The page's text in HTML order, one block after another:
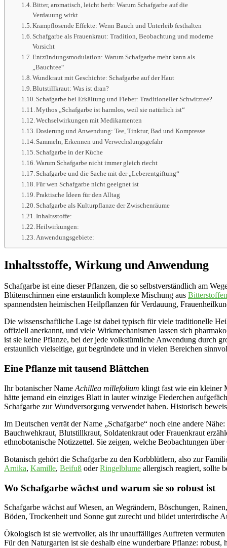
Bitter, aromatisch, leicht herb: Warum Schafgarbe auf die
Verdauung wirkt
Krampflösende Effekte: Wenn Bauch und Unterleib festhalten
Schafgarbe als Frauenkraut: Tradition, Beobachtung und moderne
Vorsicht
Entzündungsmodulation: Warum Schafgarbe mehr kann als
„Bauchtee“
Wundkraut mit Geschichte: Schafgarbe auf der Haut
Blutstillkraut: Was ist dran?
Schafgarbe bei Erkältung und Fieber: Traditioneller Schwitztee?
Mythos „Schafgarbe ist harmlos, weil sie natürlich ist“
Wechselwirkungen mit Medikamenten
Dosierung und Anwendung: Tee, Tinktur, Bad und Kompresse
Sammeln, Erkennen und Verwechslungsgefahr
Schafgarbe in der Küche
Warum Schafgarbe nicht immer gleich riecht
Schafgarbe und die Sache mit der „Leberentgiftung“
Für wen Schafgarbe nicht geeignet ist
Praktische Ideen für den Alltag
Schafgarbe als Kulturpflanze der Zwischenräume
Inhaltsstoffe:
Heilwirkungen:
Anwendungsgebiete:
Inhaltsstoffe, Wirkung und Anwendung
Schafgarbe ist eine dieser Pflanzen, die so selbstverständlich am
Blütenschirmen eine erstaunlich komplexe Mischung aus Bitterstoffen
spannendsten heimischen Heilpflanzen für Verdauung,
Die wissenschaftliche Lage ist dabei typisch für viele traditionelle
offiziell anerkannt, und viele Wirkmechanismen lassen sich
ist sie keine Pflanze, bei der jede volkstümliche Anwendung durch
erstaunlich vielseitige, gut begründete und in vielen Bereichen
Eine Pflanze mit tausend Blättchen
Ihr botanischer Name Achillea millefolium klingt fast wie ein kleiner
hätte jemand ein einziges Blatt in lauter winzige Fiederchen
Schafgarbe zur Wundversorgung verwendet haben. Historisch
Im Deutschen verrät der Name „Schafgarbe“ noch eine andere
Bauchwehkraut, Blutstillkraut, Soldatenkraut oder Frauenkraut
ethnobotanische Notizzettel. Sie zeigen, welche Beobachtungen
Botanisch gehört die Schafgarbe zu den Korbblütlern, also zur
Arnika, Kamille, Beifuß oderRingelblume allergisch reagiert, sollte
Wo Schafgarbe wächst und warum sie so robust ist
Schafgarbe wächst auf Wiesen, an Wegrändern, Böschungen,
Böden, Trockenheit und Sonne gut zurecht und bildet unterirdische
Ökologisch ist sie wertvoller, als ihr unauffälliges Auftreten
Für den Naturgarten ist sie deshalb eine wunderbare Pflanze: